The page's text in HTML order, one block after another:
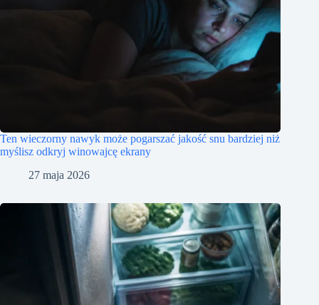
Ten wieczorny nawyk może pogarszać jakość snu bardziej niż
myślisz odkryj winowajcę ekrany
27 maja 2026